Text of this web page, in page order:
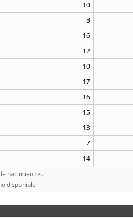
10
8
16
12
10
17
16
15
13
7
14
nacimientos.
disponible